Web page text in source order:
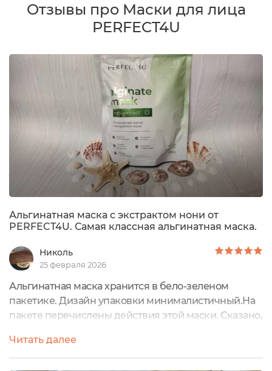
Отзывы про Маски для лица
PERFECT4U
Альгинатная маска с экстрактом нони от
PERFECT4U. Самая классная альгинатная маска.
Николь
25 февраля 2026
Альгинатная маска хранится в бело-зеленом
пакетике. Дизайн упаковки минималистичный.На
пакете перечислены действия этой маски. Сказано,
составляет 200 мл.Масочка рассчитана на 12
применений. Пакет оснащён удобным zip-lock
Читать далее